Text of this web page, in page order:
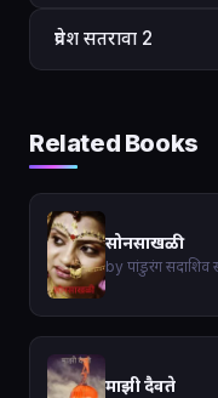
प्रवेश सतरावा 2
Related Books
सोनसाखळी
by पांडुरंग सदाशिव
माझी दैवते